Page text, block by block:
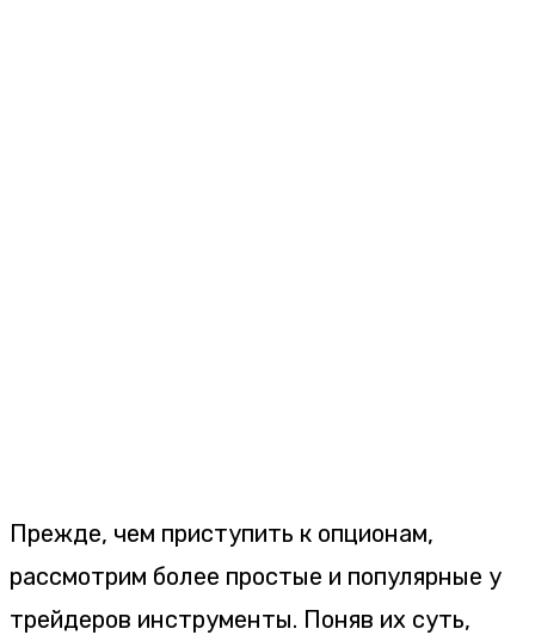
Прежде, чем приступить к опционам,
рассмотрим более простые и популярные у
трейдеров инструменты. Поняв их суть,